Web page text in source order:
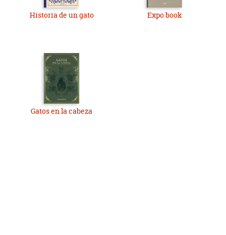
Historia de un gato Expo book
Gatos en la cabeza